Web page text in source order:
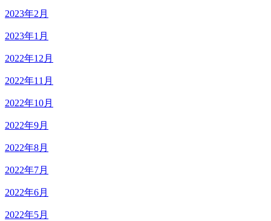
2023年2月
2023年1月
2022年12月
2022年11月
2022年10月
2022年9月
2022年8月
2022年7月
2022年6月
2022年5月